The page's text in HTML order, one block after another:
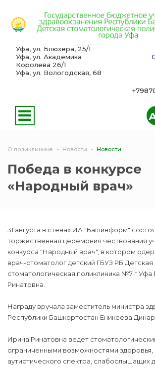
Уфа, ул. Блюхера, 25/1
Уфа, ул. Академика
Королева 26/1
Уфа, ул. Вологодская, 68
О поликлинике Новости Новости
Победа в конкурсе
«Народный врач»
31 августа в стенах ИА "Башинформ"
торжественная церемония чествования
конкурса "Народный врач", в котором
врач-стоматолог детский ГБУЗ РБ Детская
стоматологическая поликлиника №7 г.Уфа
Ринатовна.
Награду вручала заместитель министра
Республики Башкортостан Еникеева
Ирина Ринатовна ведет
ограниченными возможностями здоровья,
аутистического спектра, слабослышащих